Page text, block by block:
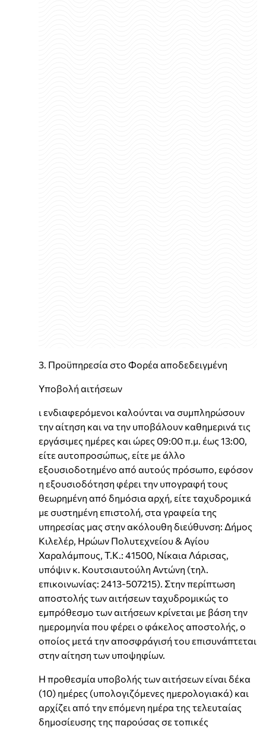
3. Προϋπηρεσία στο Φορέα αποδεδειγμένη
Υποβολή αιτήσεων
ι ενδιαφερόμενοι καλούνται να συμπληρώσουν
την αίτηση και να την υποβάλουν καθημερινά τις
εργάσιμες ημέρες και ώρες 09:00 π.μ. έως 13:00,
είτε αυτοπροσώπως, είτε με άλλο
εξουσιοδοτημένο από αυτούς πρόσωπο, εφόσον
η εξουσιοδότηση φέρει την υπογραφή τους
θεωρημένη από δημόσια αρχή, είτε ταχυδρομικά
με συστημένη επιστολή, στα γραφεία της
υπηρεσίας μας στην ακόλουθη διεύθυνση: Δήμος
Κιλελέρ, Ηρώων Πολυτεχνείου & Αγίου
Χαραλάμπους, Τ.Κ.: 41500, Νίκαια Λάρισας,
υπόψιν κ. Κουτσιαυτούλη Αντώνη (τηλ.
επικοινωνίας: 2413-507215). Στην περίπτωση
αποστολής των αιτήσεων ταχυδρομικώς το
εμπρόθεσμο των αιτήσεων κρίνεται με βάση την
ημερομηνία που φέρει ο φάκελος αποστολής, ο
οποίος μετά την αποσφράγισή του επισυνάπτεται
στην αίτηση των υποψηφίων.
Η προθεσμία υποβολής των αιτήσεων είναι δέκα
(10) ημέρες (υπολογιζόμενες ημερολογιακά) και
αρχίζει από την επόμενη ημέρα της τελευταίας
δημοσίευσης της παρούσας σε τοπικές